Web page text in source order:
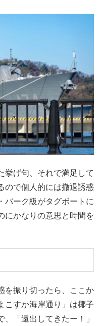
挙げ句、それで満足して
ので個人的には撤退誘惑
バーク級がタグボートに
にかなりの意思と時間を
を振り切ったら、ここか
こすか海岸通り」は椰子
「遠出してきたー！」